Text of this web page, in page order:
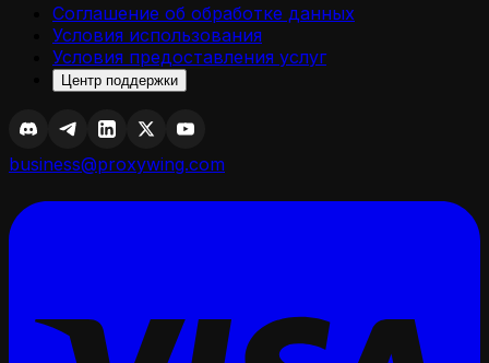
Соглашение об обработке данных
Условия использования
Условия предоставления услуг
Центр поддержки
business@proxywing.com